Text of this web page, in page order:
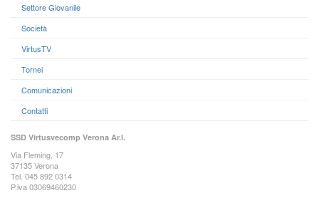
Settore Giovanile
Società
VirtusTV
Tornei
Comunicazioni
Contatti
SSD Virtusvecomp Verona Ar.l.
Via Fleming, 17
37135 Verona
Tel. 045 892 0314
P.iva 03069460230